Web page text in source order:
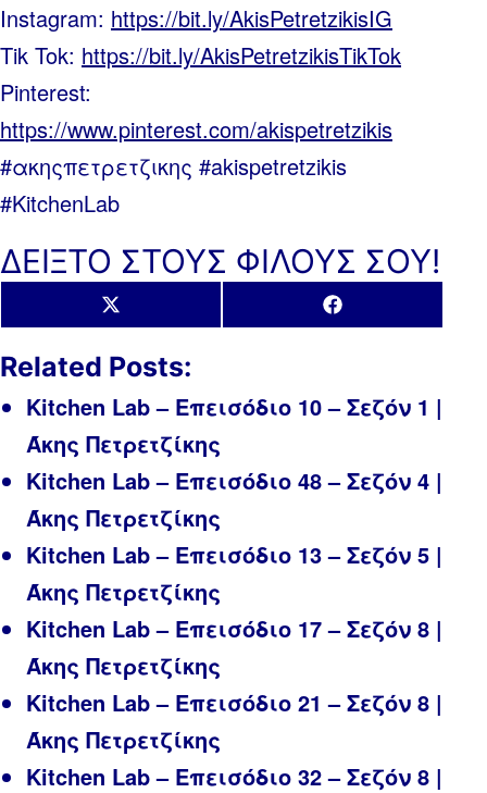
Instagram: https://bit.ly/AkisPetretzikisIG
Tik Tok: https://bit.ly/AkisPetretzikisTikTok
Pinterest:
https://www.pinterest.com/akispetretzikis
#ακηςπετρετζικης #akispetretzikis
#KitchenLab
ΔΕΙΞΤΟ ΣΤΟΥΣ ΦΙΛΟΥΣ ΣΟΥ!
Share
on
X
(Twitter)
Share
on
Facebook
Related Posts:
Kitchen Lab – Επεισόδιο 10 – Σεζόν 1 |
Άκης Πετρετζίκης
Kitchen Lab – Επεισόδιο 48 – Σεζόν 4 |
Άκης Πετρετζίκης
Kitchen Lab – Επεισόδιο 13 – Σεζόν 5 |
Άκης Πετρετζίκης
Kitchen Lab – Επεισόδιο 17 – Σεζόν 8 |
Άκης Πετρετζίκης
Kitchen Lab – Επεισόδιο 21 – Σεζόν 8 |
Άκης Πετρετζίκης
Kitchen Lab – Επεισόδιο 32 – Σεζόν 8 |